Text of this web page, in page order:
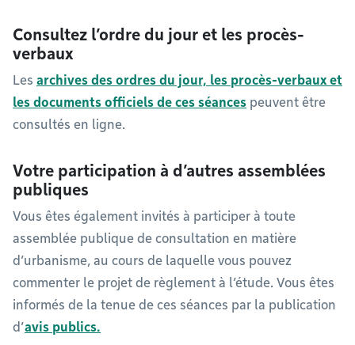
Consultez l’ordre du jour et les procès-
verbaux
Les archives des ordres du jour, les procès-verbaux et
les documents officiels de ces séances peuvent être
consultés en ligne.
Votre participation à d’autres assemblées
publiques
Vous êtes également invités à participer à toute
assemblée publique de consultation en matière
d’urbanisme, au cours de laquelle vous pouvez
commenter le projet de règlement à l’étude. Vous êtes
informés de la tenue de ces séances par la publication
d’avis publics.